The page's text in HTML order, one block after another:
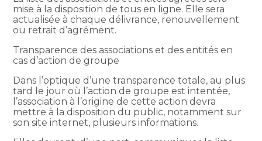
mise à la disposition de tous en ligne. Elle sera
actualisée à chaque délivrance, renouvellement
ou retrait d’agrément.
Transparence des associations et des entités en
cas d’action de groupe
Dans l’optique d’une transparence totale, au plus
tard le jour où l’action de groupe est intentée,
l’association à l’origine de cette action devra
mettre à la disposition du public, notamment sur
son site internet, plusieurs informations.